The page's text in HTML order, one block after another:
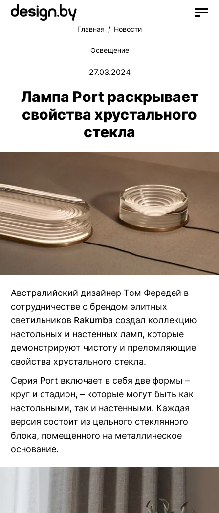
Главная Новости
Освещение
27.03.2024
Лампа Port раскрывает
свойства хрустального
стекла
Австралийский дизайнер Том Фередей в
сотрудничестве с брендом элитных
светильников Rakumba (Открыть
в
новом
окне)
создал коллекцию
настольных и настенных ламп, которые
демонстрируют чистоту и преломляющие
свойства хрустального стекла.
Серия Port включает в себя две формы –
круг и стадион, – которые могут быть как
настольными, так и настенными. Каждая
версия состоит из цельного стеклянного
блока, помещенного на металлическое
основание.